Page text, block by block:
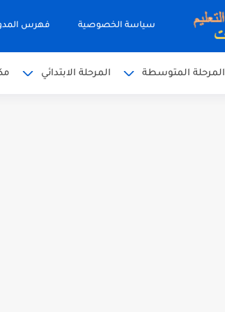
سياسة الخصوصية فهرس
المرحلة المتوسطة المرحلة الابتدائي